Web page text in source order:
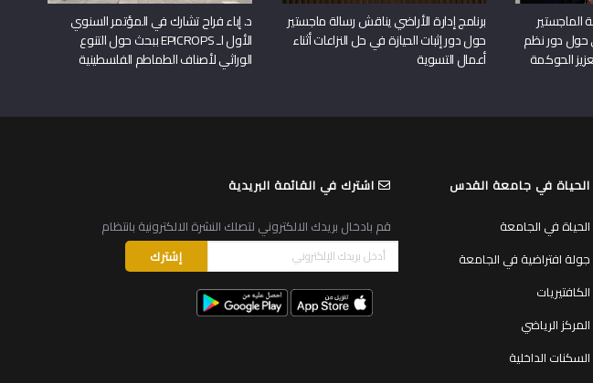
حول دور نظم
الحوكمة
برنامج إدارة الأراضي يناقش رسالة ماجستير
حول دور إثبات الحيازة في حل النزاعات أثناء
أعمال التسوية
د. إباء فراح تشارك في المؤتمر السنوي
الأول لـ EPICROPS ببحث حول التنوع
الوراثي لأصناف الطماطم الفلسطينية
الحياة في جامعة القدس
الحياة في الجامعة
جولة افتراضية في الجامعة
الكافتيريات
المركز الرياضي
السكنات الداخلية
اشترك في القائمة البريدية
قم بادخال بريدك الالكتروني لتصلك النشرة الالكترونية بانتظام